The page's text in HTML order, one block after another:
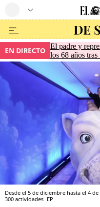
EN DIRECTO El padre y
los 68 años
Desde el 5 de diciembre hasta el 4
300 actividades EP